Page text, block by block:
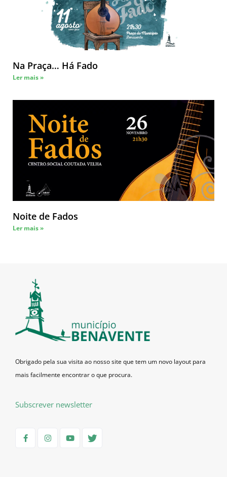
Na Praça… Há Fado
Ler mais »
Noite de Fados
Ler mais »
Obrigado pela sua visita ao nosso site que tem um novo layout para
mais facilmente encontrar o que procura.
Subscrever newsletter